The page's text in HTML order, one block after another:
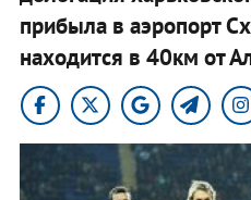
прибыла в аэропорт
находится в 40км от